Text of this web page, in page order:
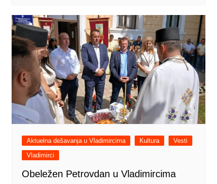
Aktuelna dešavanja u Vladimircima Kultura
Vesti
Vladimirci
Obeležen Petrovdan u Vladimircima